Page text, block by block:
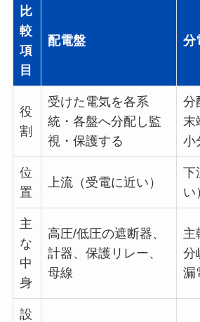
比
較
項
目
配電盤 分
役
割
受けた電気を各系
統・各盤へ分配し監
視・保護する
分
末
小
位
置
上流（受電に近い）
下
い
主
な
中
身
高圧/低圧の遮断器、
計器、保護リレー、
母線
主
分
漏
設